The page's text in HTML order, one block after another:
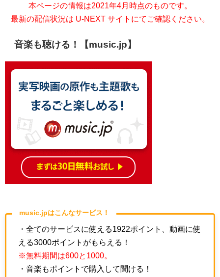
本ページの情報は2021年4月時点のものです。
最新の配信状況は U-NEXT サイトにてご確認ください。
音楽も聴ける！【music.jp】
music.jpはこんなサービス！
・全てのサービスに使える1922ポイント、動画に使
える3000ポイントがもらえる！
※無料期間は600と1000。
・音楽もポイントで購入して聞ける！